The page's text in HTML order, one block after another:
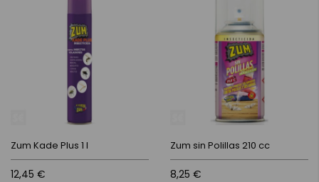
Zum Kade Plus 1 l
12,45 €
Zum sin Polillas 210 cc
8,25 €